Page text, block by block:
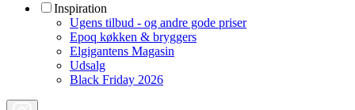
Inspiration
Ugens tilbud - og andre gode priser
Epoq køkken & bryggers
Elgigantens Magasin
Udsalg
Black Friday 2026